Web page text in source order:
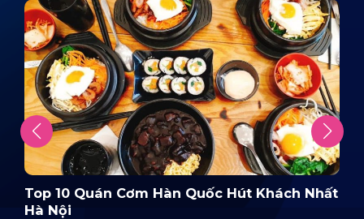
Top 10 Quán Cơm Hàn Quốc Hút Khách Nhất
Hà Nội